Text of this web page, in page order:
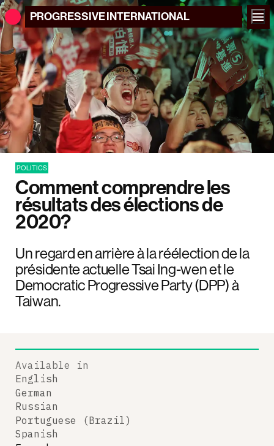
PROGRESSIVEINTERNATIONAL
POLITICS
Comment comprendre les
résultats des élections de
2020?
Un regard en arrière à la réélection de la
présidente actuelle Tsai Ing-wen et le
Democratic Progressive Party (DPP) à
Taiwan.
Available in
English
German
Russian
Portuguese (Brazil)
Spanish